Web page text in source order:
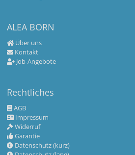
ALEA BORN
Über uns
Kontakt
Job-Angebote
Rechtliches
AGB
Impressum
Widerruf
Garantie
Datenschutz (kurz)